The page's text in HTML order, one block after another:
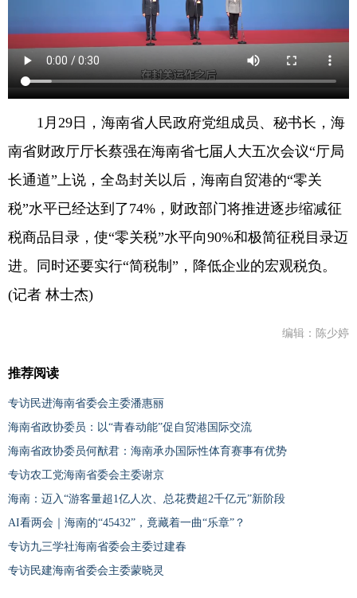
1月29日，海南省人民政府党组成员、秘书长，海
南省财政厅厅长蔡强在海南省七届人大五次会议“厅局
长通道”上说，全岛封关以后，海南自贸港的“零关
税”水平已经达到了74%，财政部门将推进逐步缩减征
税商品目录，使“零关税”水平向90%和极简征税目录迈
进。同时还要实行“简税制”，降低企业的宏观税负。
(记者 林士杰)
编辑：陈少婷
推荐阅读
专访民进海南省委会主委潘惠丽
海南省政协委员：以“青春动能”促自贸港国际交流
海南省政协委员何猷君：海南承办国际性体育赛事有优势
专访农工党海南省委会主委谢京
海南：迈入“游客量超1亿人次、总花费超2千亿元”新阶段
AI看两会｜海南的“45432”，竟藏着一曲“乐章”？
专访九三学社海南省委会主委过建春
专访民建海南省委会主委蒙晓灵